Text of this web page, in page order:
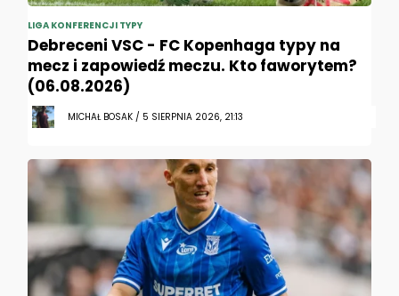
LIGA KONFERENCJI TYPY
Debreceni VSC - FC Kopenhaga typy na
mecz i zapowiedź meczu. Kto faworytem?
(06.08.2026)
MICHAŁ BOSAK / 5 SIERPNIA 2026, 21:13